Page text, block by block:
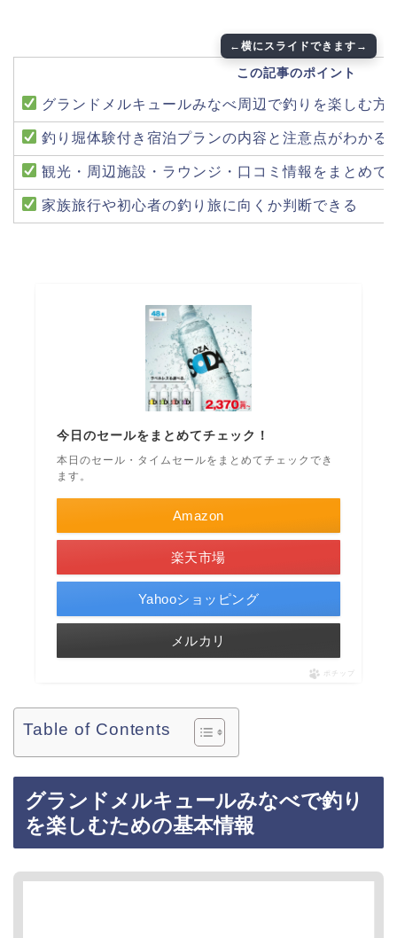
この記事のポイント
グランドメルキュールみなべ周辺で釣りを楽しむ方
釣り堀体験付き宿泊プランの内容と注意点がわかる
観光・周辺施設・ラウンジ・口コミ情報をまとめて
家族旅行や初心者の釣り旅に向くか判断できる
今日のセールをまとめてチェック！
本日のセール・タイムセールをまとめてチェックでき
ます。
Amazon
楽天市場
Yahooショッピング
メルカリ
ポチップ
Table of Contents
グランドメルキュールみなべで釣り
を楽しむための基本情報